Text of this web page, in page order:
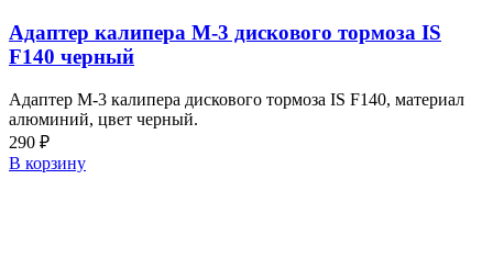
Адаптер калипера M-3 дискового тормоза IS
F140 черный
Адаптер M-3 калипера дискового тормоза IS F140, материал
алюминий, цвет черный.
290 ₽
В корзину